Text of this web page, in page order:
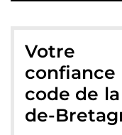
Votre
code de
de-